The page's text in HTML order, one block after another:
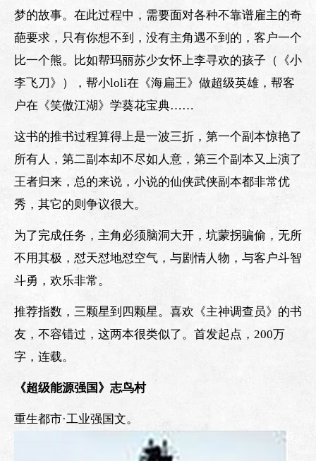
梦的故事。在此过程中，需要面对各种不靠谱雇主的奇
葩要求，只有你想不到，没有主角遇不到的，客户一个
比一个熊。比如帮玛丽苏少女怀上李寻欢的孩子（《小
李飞刀》），帮小loli在《海扁王》做超级英雄，帮客
户在《笑傲江湖》学葵花宝典……
这书的推书过程算得上是一波三折，第一个副本惊艳了
所有人，第二副本却不尽如人意，第三个副本又上演了
王者归来，总的来说，小说的仙侠武侠副本都非常优
秀，其它的则争议很大。
为了完成任务，主角必须脑洞大开，坑蒙拐骗偷，无所
不用其极，怼天怼地怼空气，与剧情人物，与客户斗智
斗勇，欢乐非常。
推荐指数，三颗星到四颗星。喜欢《主神调查员》的书
友，不容错过，这两本很类似了。首发起点，200万
字，连载。
《超级能源强国》志鸟村
重生都市·工业强国文。